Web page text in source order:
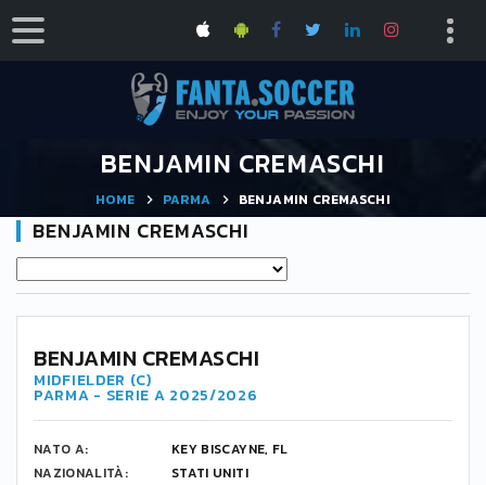
BENJAMIN CREMASCHI
HOME PARMA BENJAMIN CREMASCHI
BENJAMIN CREMASCHI
25
BENJAMIN CREMASCHI
MIDFIELDER (C)
PARMA - SERIE A 2025/2026
NATO A:
KEY BISCAYNE, FL
NAZIONALITÀ:
STATI UNITI